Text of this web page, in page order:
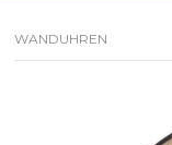
WANDUHREN